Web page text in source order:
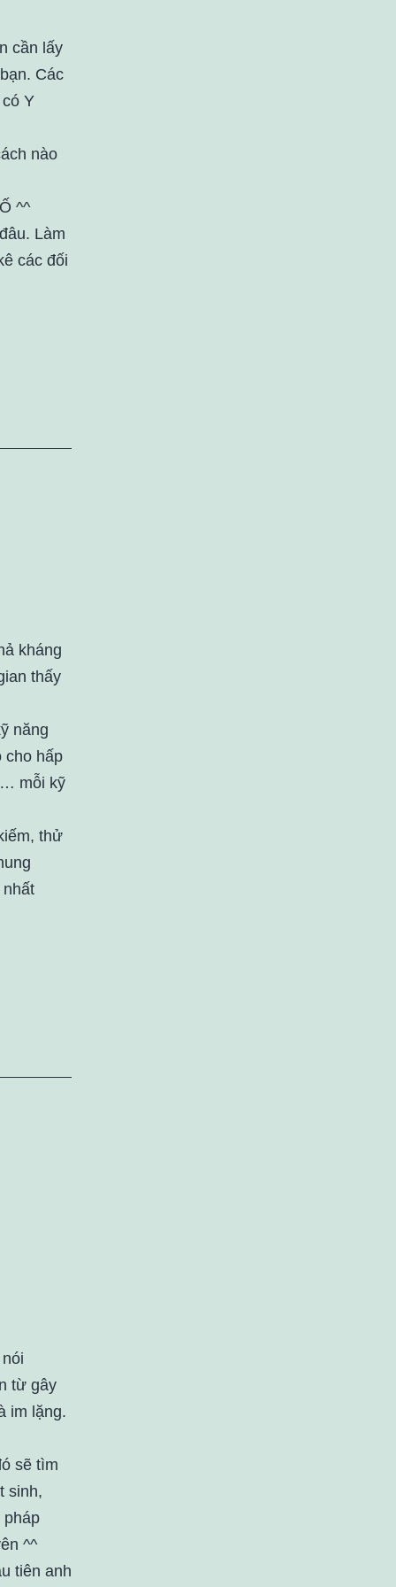
cần lấy
Các
Y
nào
^^
Làm
các đối
kháng
thấy
năng
cho hấp
mỗi kỹ
thử
từ gây
im lặng.
sẽ tìm
sinh,
pháp
^^
tiên anh